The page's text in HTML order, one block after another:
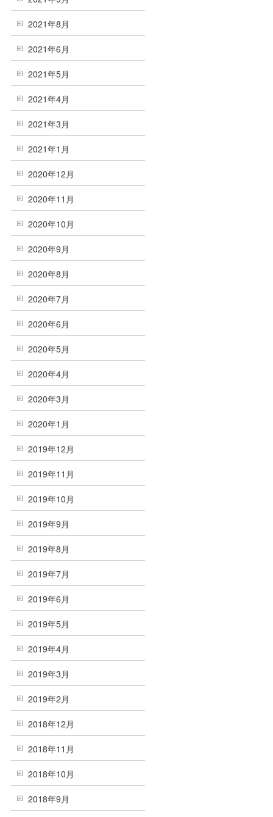
2021年8月
2021年6月
2021年5月
2021年4月
2021年3月
2021年1月
2020年12月
2020年11月
2020年10月
2020年9月
2020年8月
2020年7月
2020年6月
2020年5月
2020年4月
2020年3月
2020年1月
2019年12月
2019年11月
2019年10月
2019年9月
2019年8月
2019年7月
2019年6月
2019年5月
2019年4月
2019年3月
2019年2月
2018年12月
2018年11月
2018年10月
2018年9月